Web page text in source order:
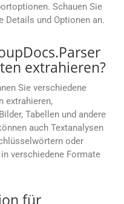
Schauen Sie
Details und Optionen an.
extrahieren?
Sie verschiedene
extrahieren,
Tabellen und andere
auch Textanalysen
oder
verschiedene Formate
für